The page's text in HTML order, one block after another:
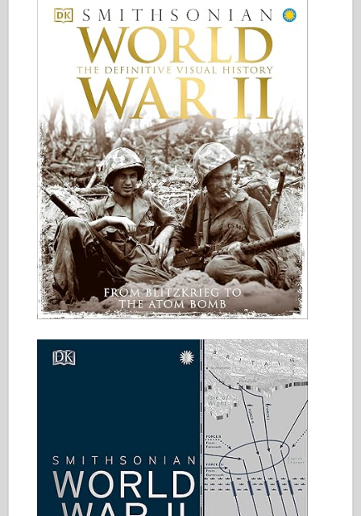
Šetnja okolo
Dvd - ove
Kontakt
le Journal
Kompleti